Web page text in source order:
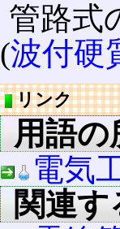
管路式
(波付硬
リンク
用語の
電気
関連す